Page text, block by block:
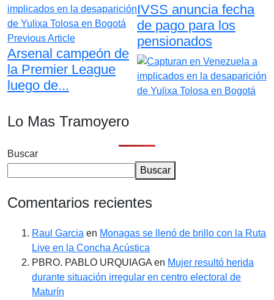
Previous Article
Arsenal campeón de
la Premier League
luego de...
IVSS anuncia fecha
de pago para los
pensionados
Lo Mas Tramoyero
Buscar
Buscar
Comentarios recientes
Raul Garcia en Monagas se llenó de brillo con la Ruta
Live en la Concha Acústica
PBRO. PABLO URQUIAGA en Mujer resultó herida
durante situación irregular en centro electoral de
Maturín